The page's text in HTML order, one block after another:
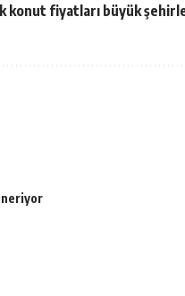
konut fiyatları büyük